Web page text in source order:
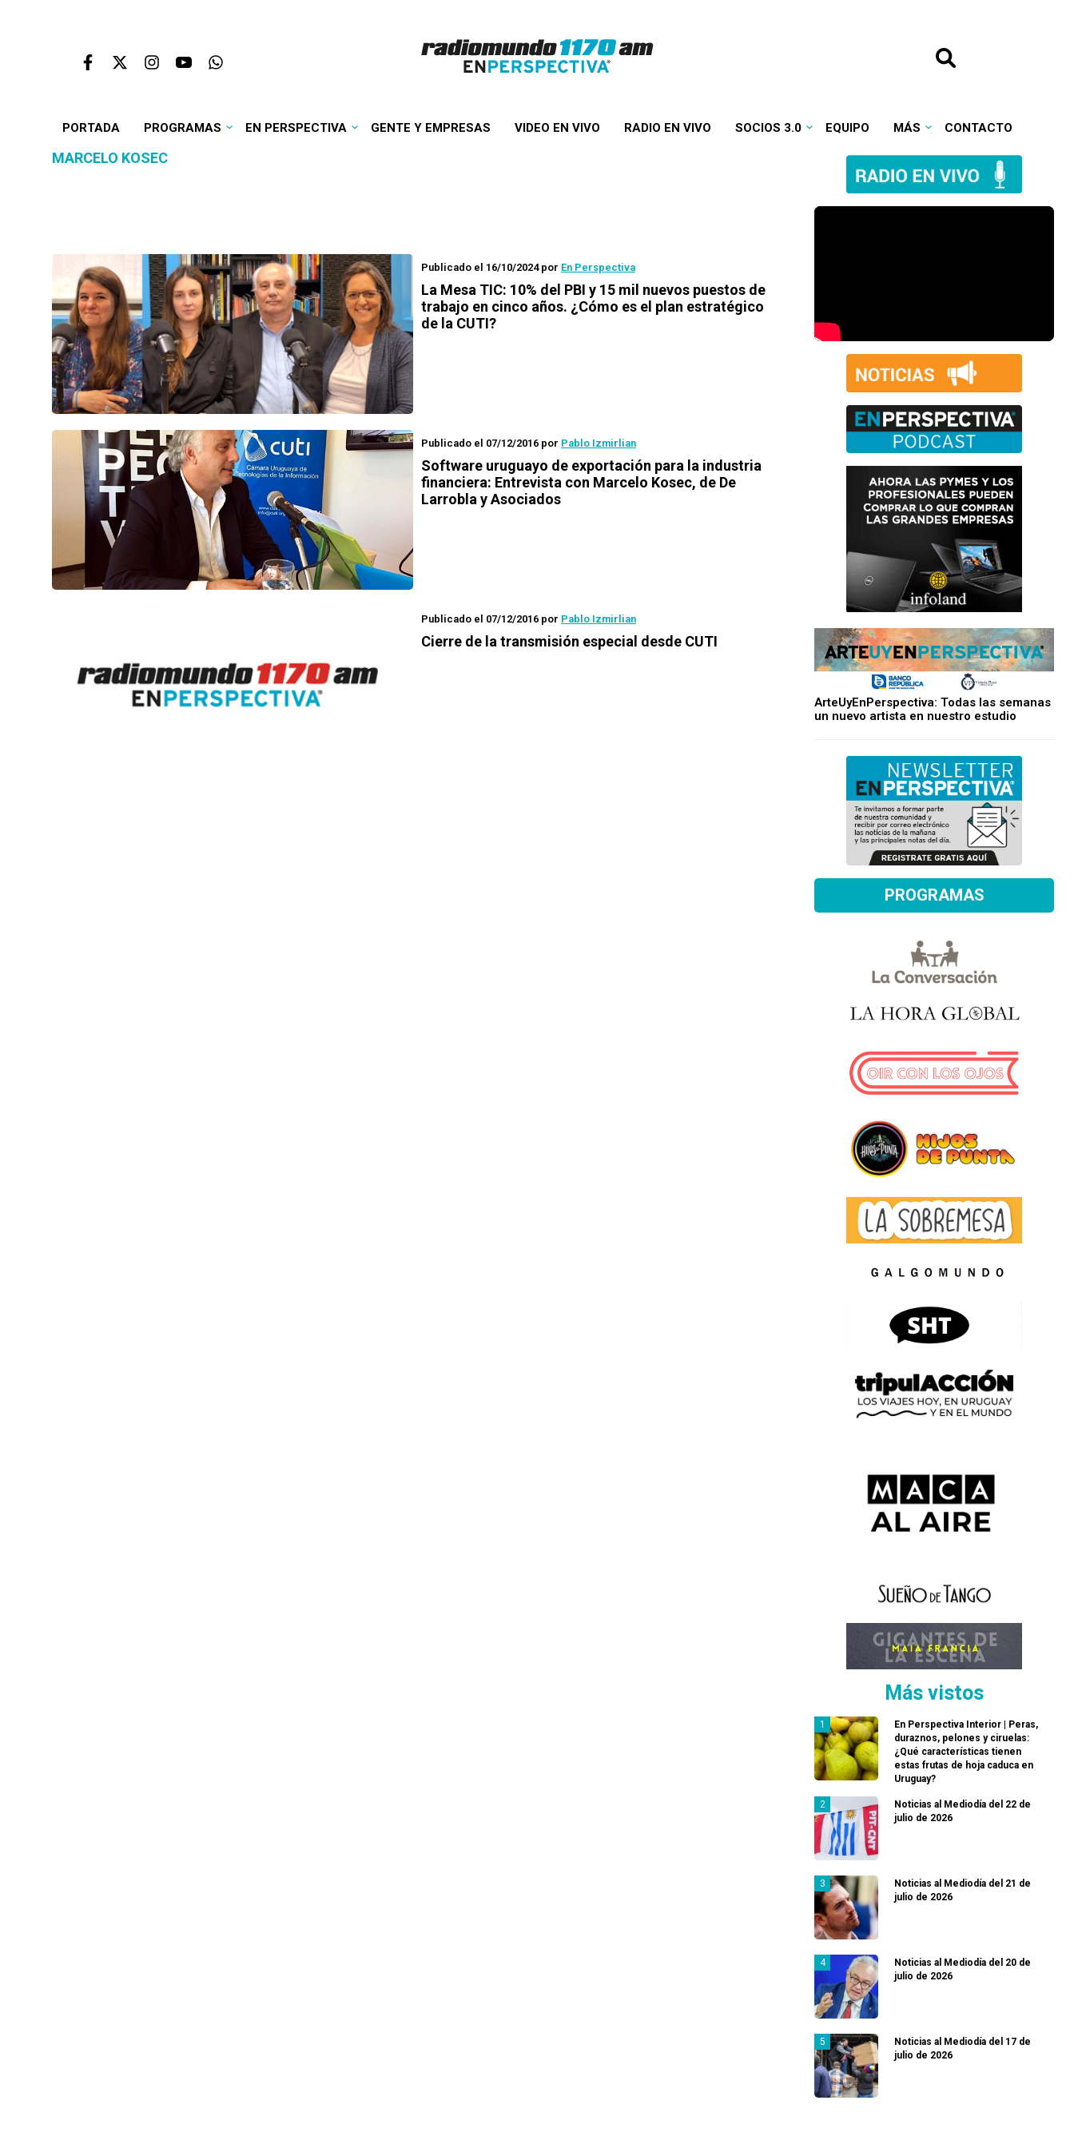
PORTADA PROGRAMAS EN PERSPECTIVA GENTE Y EMPRESAS VIDEO EN VIVO RADIO EN VIVO SOCIOS 3.0 EQUIPO MÁS CONTACTO
MARCELO KOSEC
Publicado el 16/10/2024por En Perspectiva
La Mesa TIC: 10% del PBI y 15 mil nuevos puestos de
trabajo en cinco años. ¿Cómo es el plan estratégico
de la CUTI?
Publicado el 07/12/2016 por Pablo Izmirlian
Software uruguayo de exportación para la industria
financiera: Entrevista con Marcelo Kosec, de De
Larrobla y Asociados
Publicado el 07/12/2016 por Pablo Izmirlian
Cierre de la transmisión especial desde CUTI
ArteUyEnPerspectiva: Todas las semanas
un nuevo artista en nuestro estudio
PROGRAMAS
Más vistos
En Perspectiva Interior | Peras,
duraznos, pelones y ciruelas:
¿Qué características tienen
estas frutas de hoja caduca en
Uruguay?
Noticias al Mediodía del 22 de
julio de 2026
Noticias al Mediodía del 21 de
julio de 2026
Noticias al Mediodía del 20 de
julio de 2026
Noticias al Mediodía del 17 de
julio de 2026